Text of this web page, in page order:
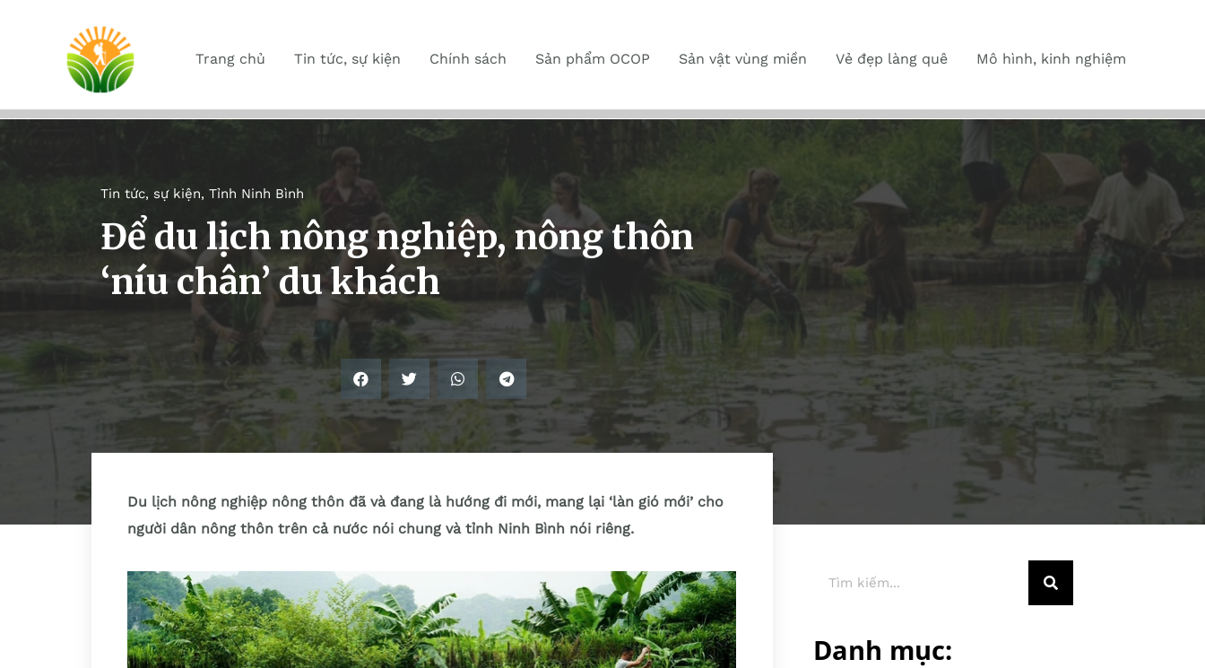
Trang chủ Tin tức, sự kiện Chính sách Sản phẩm OCOP Sản vật vùng miền Vẻ đẹp làng quê Mô hình, kinh nghiệm
Tin tức, sự kiện, Tỉnh Ninh Bình
Để du lịch nông nghiệp, nông thôn
‘níu chân’ du khách
Du lịch nông nghiệp nông thôn đã và đang là hướng đi mới, mang lại ‘làn gió mới’ cho
người dân nông thôn trên cả nước nói chung và tỉnh Ninh Bình nói riêng.
Danh mục: